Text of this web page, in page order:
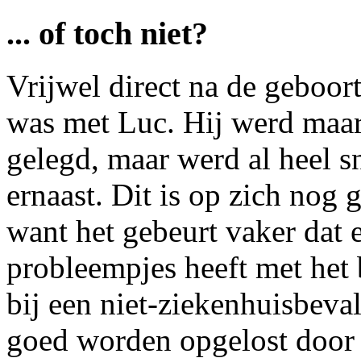
... of toch niet?
Vrijwel direct na de
was met Luc. Hij werd
gelegd, maar werd al heel
ernaast. Dit is op zich nog
want het gebeurt vaker dat
probleempjes heeft met
bij een niet-
goed worden opgelost